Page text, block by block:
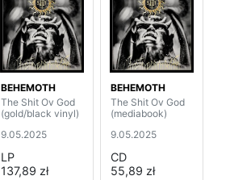
BEHEMOTH
The Shit Ov God
(gold/black vinyl)
9.05.2025
LP
137,89 zł
BEHEMOTH
The Shit Ov God
(mediabook)
9.05.2025
CD
55,89 zł